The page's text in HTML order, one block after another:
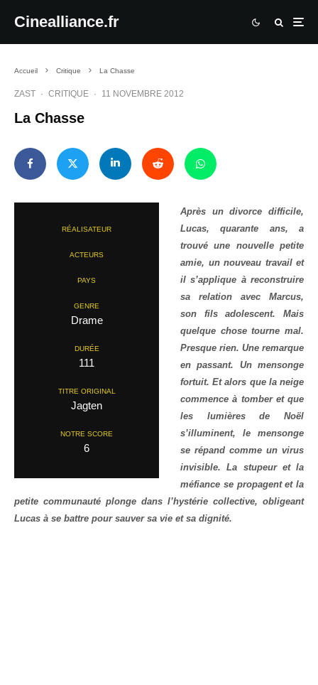
Cinealliance.fr
Accueil Critique La Chasse
ZAST · CRITIQUE · 11 NOVEMBRE 2012
La Chasse
RÉALISATEUR
ACTEURS
PAYS
GENRE
Drame
DURÉE
111
TITRE ORIGINAL
Jagten
NOTRE SCORE
6
Après un divorce difficile,
Lucas, quarante ans, a
trouvé une nouvelle petite
amie, un nouveau travail et
il s’applique à reconstruire
sa relation avec Marcus,
son fils adolescent. Mais
quelque chose tourne mal.
Presque rien. Une remarque
en passant. Un mensonge
fortuit. Et alors que la neige
commence à tomber et que
les lumières de Noël
s’illuminent, le mensonge
se répand comme un virus
invisible. La stupeur et la
méfiance se propagent et la
petite communauté plonge dans l’hystérie collective, obligeant
Lucas à se battre pour sauver sa vie et sa dignité.